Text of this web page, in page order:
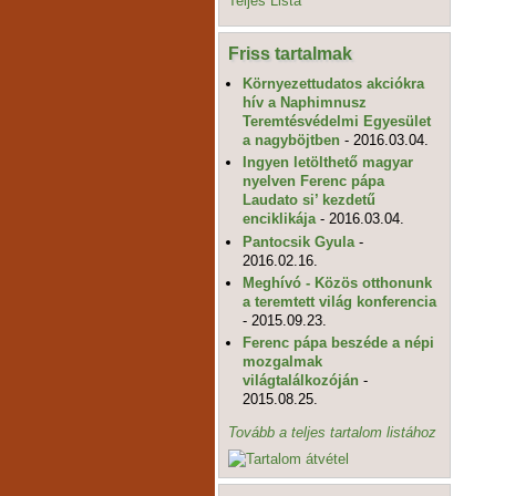
Friss tartalmak
Környezettudatos akciókra
hív a Naphimnusz
Teremtésvédelmi Egyesület
a nagyböjtben - 2016.03.04.
Ingyen letölthető magyar
nyelven Ferenc pápa
Laudato si’ kezdetű
enciklikája - 2016.03.04.
Pantocsik Gyula -
2016.02.16.
Meghívó - Közös otthonunk
a teremtett világ konferencia
- 2015.09.23.
Ferenc pápa beszéde a népi
mozgalmak
világtalálkozóján -
2015.08.25.
Tovább a teljes tartalom listához